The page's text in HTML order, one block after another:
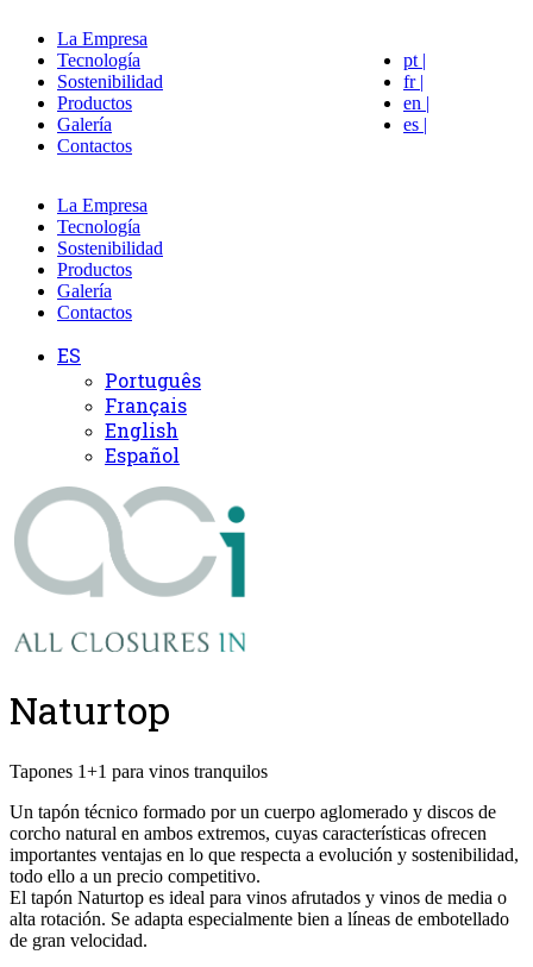
La Empresa
Tecnología
Sostenibilidad
Productos
Galería
Contactos
pt |
fr |
en |
es |
La Empresa
Tecnología
Sostenibilidad
Productos
Galería
Contactos
ES
Português
Français
English
Español
Naturtop
Tapones 1+1 para vinos tranquilos
Un tapón técnico formado por un cuerpo aglomerado y discos de
corcho natural en ambos extremos, cuyas características ofrecen
importantes ventajas en lo que respecta a evolución y sostenibilidad,
todo ello a un precio competitivo.
El tapón Naturtop es ideal para vinos afrutados y vinos de media o
alta rotación. Se adapta especialmente bien a líneas de embotellado
de gran velocidad.